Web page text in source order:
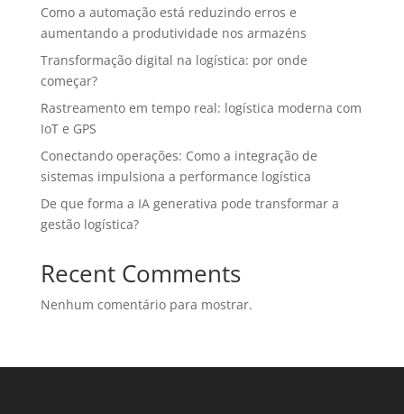
Como a automação está reduzindo erros e
aumentando a produtividade nos armazéns
Transformação digital na logística: por onde
começar?
Rastreamento em tempo real: logística moderna com
IoT e GPS
Conectando operações: Como a integração de
sistemas impulsiona a performance logística
De que forma a IA generativa pode transformar a
gestão logística?
Recent Comments
Nenhum comentário para mostrar.